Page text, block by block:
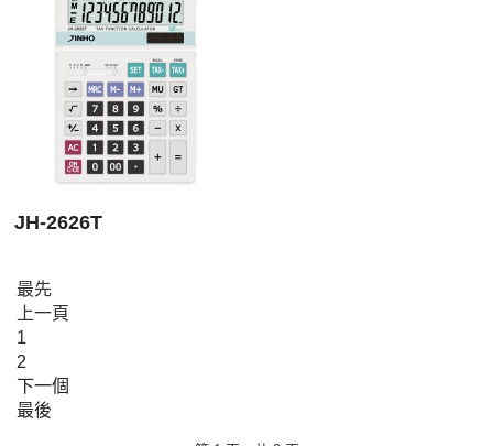
JH-2626T
最先
上一頁
1
2
下一個
最後